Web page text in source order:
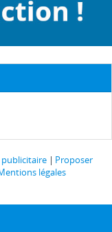
publicitaire
Proposer
légales